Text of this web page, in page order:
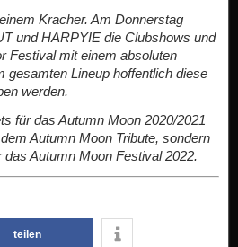
Kracher. Am Donnerstag
und HARPYIE die Clubshows und
Festival mit einem absoluten
gesamten Lineup hoffentlich diese
werden.
für das Autumn Moon 2020/2021
Autumn Moon Tribute, sondern
das Autumn Moon Festival 2022.
teilen